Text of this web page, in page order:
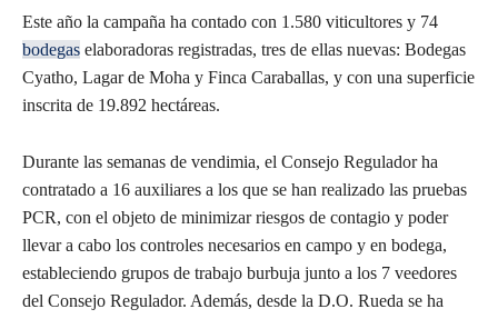
Este año la campaña ha contado con 1.580 viticultores y 74
bodegas elaboradoras registradas, tres de ellas nuevas: Bodegas
Cyatho, Lagar de Moha y Finca Caraballas, y con una superficie
inscrita de 19.892 hectáreas.
Durante las semanas de vendimia, el Consejo Regulador ha
contratado a 16 auxiliares a los que se han realizado las pruebas
PCR, con el objeto de minimizar riesgos de contagio y poder
llevar a cabo los controles necesarios en campo y en bodega,
estableciendo grupos de trabajo burbuja junto a los 7 veedores
del Consejo Regulador. Además, desde la D.O. Rueda se ha